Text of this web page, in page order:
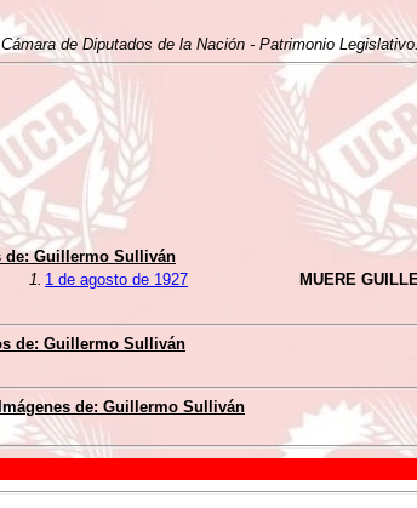
de Diputados de la Nación - Patrimonio Legislativo.
de: Guillermo Sulliván
1. 1 de agosto de 1927 MUERE
de: Guillermo Sulliván
de: Guillermo Sulliván